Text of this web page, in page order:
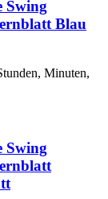
Swing
Blau
Minuten,
Swing